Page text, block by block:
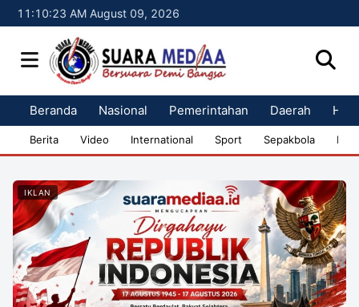
11:10:24 AM August 09, 2026
Beranda Nasional Pemerintahan Daerah
Berita Video International Sport Sepakbola
IKLAN